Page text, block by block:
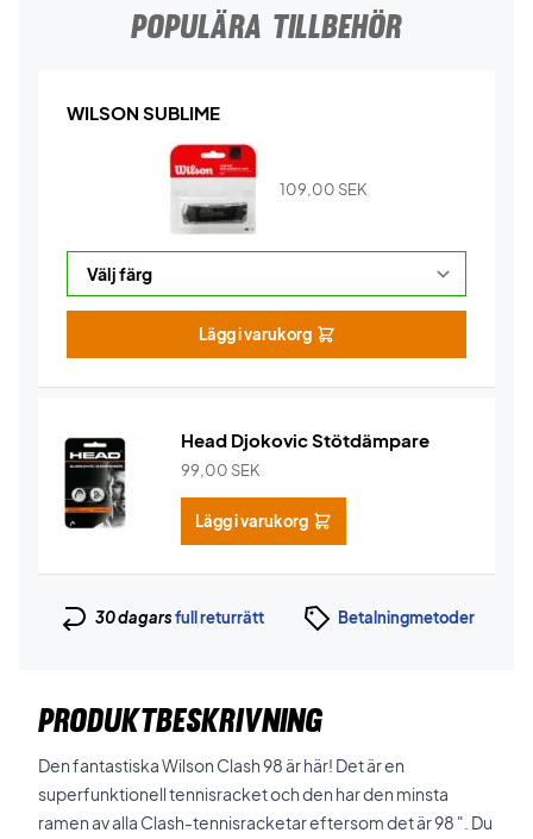
POPULÄRA TILLBEHÖR
WILSON SUBLIME
109,00 SEK
Lägg i varukorg
Head Djokovic Stötdämpare
99,00 SEK
Lägg i varukorg
30 dagarsfull returrätt Betalningmetoder
PRODUKTBESKRIVNING
Den fantastiska Wilson Clash 98 är här! Det är en
superfunktionell tennisracket och den har den minsta
ramen av alla Clash-tennisracketar eftersom det är 98 ". Du